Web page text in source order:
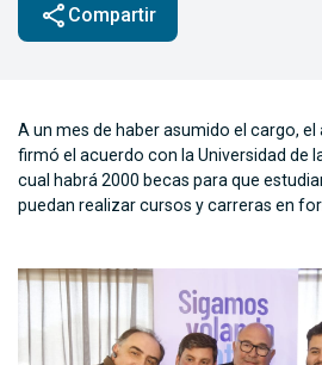
share Compartir
A un mes de haber asumido el cargo,
firmó el acuerdo con la Universidad de
cual habrá 2000 becas para que
puedan realizar cursos y carreras en